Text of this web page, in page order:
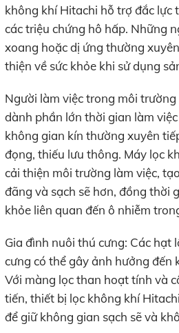
không khí Hitachi hỗ trợ đắc lực
các triệu chứng hô hấp. Những
xoang hoặc dị ứng thường
thiện về sức khỏe khi sử dụng
Người làm việc trong môi
dành phần lớn thời gian làm
không gian kín thường xuyên
đọng, thiếu lưu thông. Máy lọc
cải thiện môi trường làm việc,
đãng và sạch sẽ hơn, đồng thời
khỏe liên quan đến ô nhiễm
Gia đình nuôi thú cưng: Các hạt
cưng có thể gây ảnh hưởng đến
Với màng lọc than hoạt tính và
tiến, thiết bị lọc không khí
để giữ không gian sạch sẽ và